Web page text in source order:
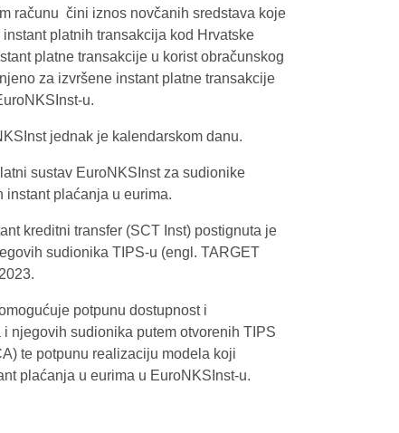
računu čini iznos novčanih sredstava koje
platnih transakcija kod Hrvatske
platne transakcije u korist obračunskog
za izvršene instant platne transakcije
u.
jednak je kalendarskom danu.
sustav EuroNKSInst za sudionike
plaćanja u eurima.
kreditni transfer (SCT Inst) postignuta je
sudionika TIPS-u (engl. TARGET
potpunu dostupnost i
njegovih sudionika putem otvorenih TIPS
te potpunu realizaciju modela koji
plaćanja u eurima u EuroNKSInst-u.